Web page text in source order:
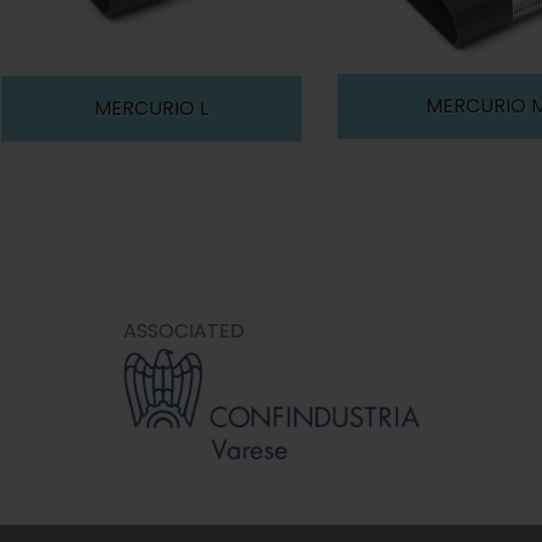
MERCURIO L MERCURIO
ASSOCIATED